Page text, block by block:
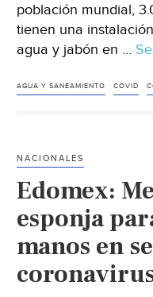
población mundial,
tienen una
agua y jabón en …
AGUA Y SANEAMIENTO COVID
NACIONALES
Edomex:
esponja
manos en